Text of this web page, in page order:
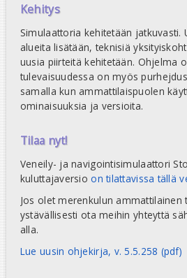
Kehitys
Simulaattoria kehitetään jatkuvasti.
alueita lisätään, teknisiä
uusia piirteitä kehitetään. Ohjelma
tulevaisuudessa on myös
samalla kun ammattilaispuolen
ominaisuuksia ja versioita.
Tilaa nyt!
Veneily- ja navigointisimulaattori
kuluttajaversioon tilattavissa tällä
Jos olet merenkulun ammattilainen
ystävällisesti ota meihin yhteyttä
alla.
Lue uusin ohjekirja, v. 5.5.258 (pdf)